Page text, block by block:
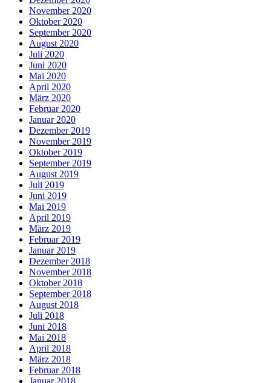
November 2020
Oktober 2020
September 2020
August 2020
Juli 2020
Juni 2020
Mai 2020
April 2020
März 2020
Februar 2020
Januar 2020
Dezember 2019
November 2019
Oktober 2019
September 2019
August 2019
Juli 2019
Juni 2019
Mai 2019
April 2019
März 2019
Februar 2019
Januar 2019
Dezember 2018
November 2018
Oktober 2018
September 2018
August 2018
Juli 2018
Juni 2018
Mai 2018
April 2018
März 2018
Februar 2018
Januar 2018